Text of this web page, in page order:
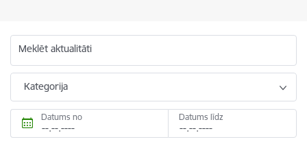
Meklēt aktualitāti
Kategorija
Datums no Datums līdz